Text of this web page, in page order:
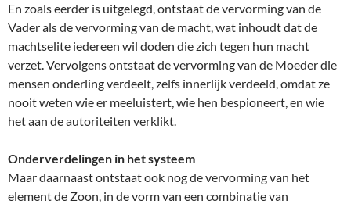
En zoals eerder is uitgelegd, ontstaat de vervorming van de
Vader als de vervorming van de macht, wat inhoudt dat de
machtselite iedereen wil doden die zich tegen hun macht
verzet. Vervolgens ontstaat de vervorming van de Moeder die
mensen onderling verdeelt, zelfs innerlijk verdeeld, omdat ze
nooit weten wie er meeluistert, wie hen bespioneert, en wie
het aan de autoriteiten verklikt.
Onderverdelingen in het systeem
Maar daarnaast ontstaat ook nog de vervorming van het
element de Zoon, in de vorm van een combinatie van